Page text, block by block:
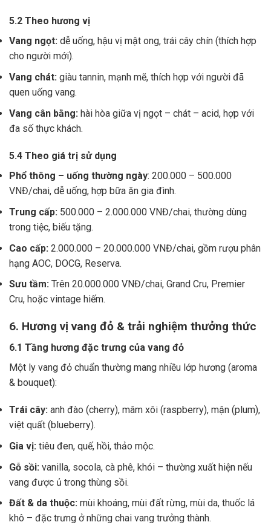
5.2 Theo hương vị
Vang ngọt: dễ uống, hậu vị mật ong, trái cây chín (thích hợp
cho người mới).
Vang chát: giàu tannin, mạnh mẽ, thích hợp với người đã
quen uống vang.
Vang cân bằng: hài hòa giữa vị ngọt – chát – acid, hợp với
đa số thực khách.
5.4 Theo giá trị sử dụng
Phổ thông – uống thường ngày: 200.000 – 500.000
VNĐ/chai, dễ uống, hợp bữa ăn gia đình.
Trung cấp: 500.000 – 2.000.000 VNĐ/chai, thường dùng
trong tiệc, biếu tặng.
Cao cấp: 2.000.000 – 20.000.000 VNĐ/chai, gồm rượu phân
hạng AOC, DOCG, Reserva.
Sưu tầm: Trên 20.000.000 VNĐ/chai, Grand Cru, Premier
Cru, hoặc vintage hiếm.
6. Hương vị vang đỏ & trải nghiệm thưởng thức
6.1 Tầng hương đặc trưng của vang đỏ
Một ly vang đỏ chuẩn thường mang nhiều lớp hương (aroma
& bouquet):
Trái cây: anh đào (cherry), mâm xôi (raspberry), mận (plum),
việt quất (blueberry).
Gia vị: tiêu đen, quế, hồi, thảo mộc.
Gỗ sồi: vanilla, socola, cà phê, khói – thường xuất hiện nếu
vang được ủ trong thùng sồi.
Đất & da thuộc: mùi khoáng, mùi đất rừng, mùi da, thuốc lá
khô – đặc trưng ở những chai vang trưởng thành.